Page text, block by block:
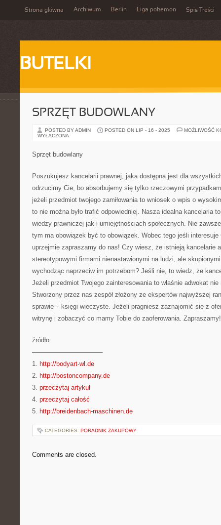
Strona główna Archiwum Berlin Liga pokemon Spis Treści
BUTELKI
SPRZĘT BUDOWLANY
POSTED BY ADMIN POSTED ON LIP - 16 - 2025
MOŻLIWOŚĆ
WYŁĄCZONA
Sprzęt budowlany
Poszukujesz kancelarii prawnej, jaka dostępna jest dla
odrzucimy Cie, bo absorbujemy się tylko rzeczowymi
jeżeli przedmiot twojego zamiłowania to wniosek o wpis o
to nie można było trafić odpowiedniej. Nasza idealna kancelaria
wiedzy prawniczej jak i umiejętnościach społecznych. Nie
tym ma obowiązek być to obowiązek. Wobec tego jeśli interesuje
uprzejmie zapraszamy do nas! Czy wiesz, że istnieją kancelarie
stereotypowymi firmami nienastawionymi na ludzi, ale
wychodząc naprzeciw im potrzebom? Jeśli nie, to wiedz, że
Jeżeli przedmiot Twojego zainteresowania to właśnie adwokat
Stworzony przez nas zespół złożony ze ekspertów najwyższej
sprawie – księgi wieczyste. Jeżeli pragniesz zaznajomić się z
witrynę i zobaczyć co mamy Tobie do zaoferowania. Zapraszamy!
źródło:
———————————
1. http://bodyart-wl.de
2. http://bostoncompany.de
3. przeczytaj artykuł
4. przeczytaj całość
5. http://breidenbach-maschinen.de
CATEGORIES: PORADNIK ZAKUPOWY
Comments are closed.